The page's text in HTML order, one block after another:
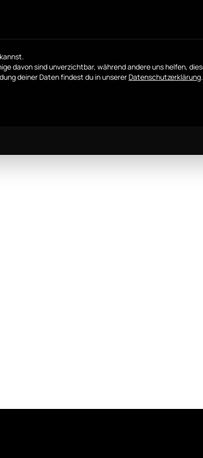
davon sind unverzichtbar, während andere uns helfen,
deiner Daten findest du in unserer Datenschutzerklärung.
du zustimmen kannst. Die erste